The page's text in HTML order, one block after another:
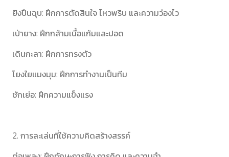
ยิงปืนฉุบ: ฝึกการตัดสินใจ ไหวพริบ และความว่องไว
เป่ายาง: ฝึกกล้ามเนื้อแก้มและปอด
เดินกะลา: ฝึกการทรงตัว
โยงใยแมงมุม: ฝึกการทำงานเป็นทีม
ชักเย่อ: ฝึกความแข็งแรง
2. การละเล่นที่ใช้ความคิดสร้างสรรค์